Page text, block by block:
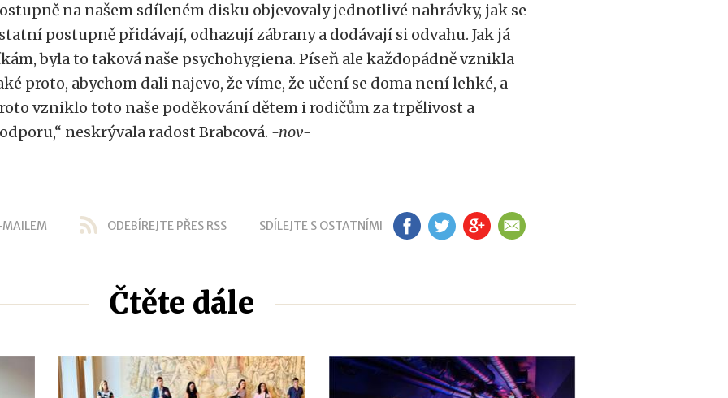
na našem sdíleném disku objevovaly jednotlivé nahrávky, jak se
postupně přidávají, odhazují zábrany a dodávají si odvahu. Jak já
byla to taková naše psychohygiena. Píseň ale každopádně vznikla
proto, abychom dali najevo, že víme, že učení se doma není lehké, a
vzniklo toto naše poděkování dětem i rodičům za trpělivost a
neskrývala radost Brabcová. -nov-
ODEBÍREJTE PŘES RSS SDÍLEJTE S OSTATNÍMI FB TW GP EM
Čtěte dále